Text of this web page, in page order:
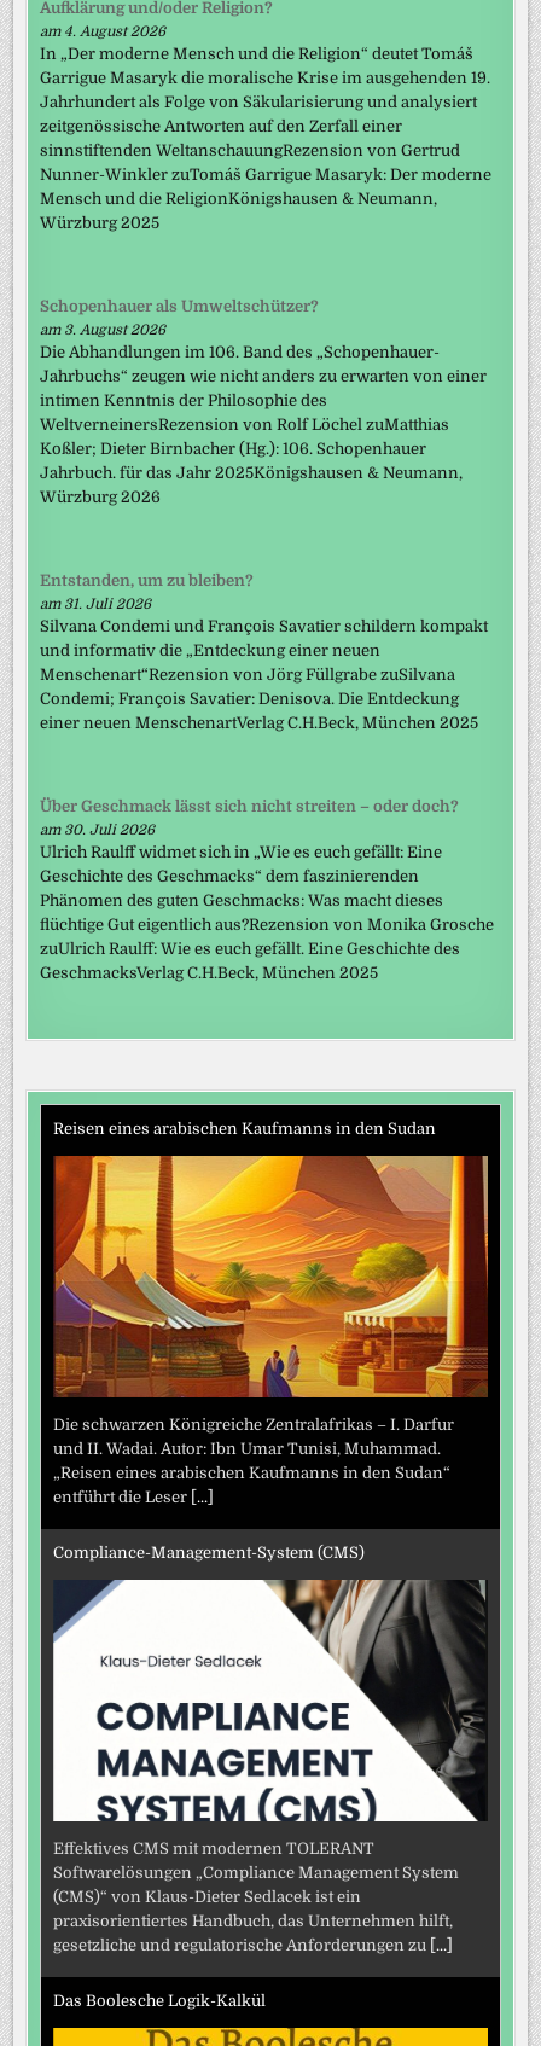
Aufklärung und/oder Religion?
am 4. August 2026
In „Der moderne Mensch und die Religion“ deutet Tomáš
Garrigue Masaryk die moralische Krise im ausgehenden 19.
Jahrhundert als Folge von Säkularisierung und analysiert
zeitgenössische Antworten auf den Zerfall einer
sinnstiftenden WeltanschauungRezension von Gertrud
Nunner-Winkler zuTomáš Garrigue Masaryk: Der moderne
Mensch und die ReligionKönigshausen & Neumann,
Würzburg 2025
Schopenhauer als Umweltschützer?
am 3. August 2026
Die Abhandlungen im 106. Band des „Schopenhauer-
Jahrbuchs“ zeugen wie nicht anders zu erwarten von einer
intimen Kenntnis der Philosophie des
WeltverneinersRezension von Rolf Löchel zuMatthias
Koßler; Dieter Birnbacher (Hg.): 106. Schopenhauer
Jahrbuch. für das Jahr 2025Königshausen & Neumann,
Würzburg 2026
Entstanden, um zu bleiben?
am 31. Juli 2026
Silvana Condemi und François Savatier schildern kompakt
und informativ die „Entdeckung einer neuen
Menschenart“Rezension von Jörg Füllgrabe zuSilvana
Condemi; François Savatier: Denisova. Die Entdeckung
einer neuen MenschenartVerlag C.H.Beck, München 2025
Über Geschmack lässt sich nicht streiten – oder doch?
am 30. Juli 2026
Ulrich Raulff widmet sich in „Wie es euch gefällt: Eine
Geschichte des Geschmacks“ dem faszinierenden
Phänomen des guten Geschmacks: Was macht dieses
flüchtige Gut eigentlich aus?Rezension von Monika Grosche
zuUlrich Raulff: Wie es euch gefällt. Eine Geschichte des
GeschmacksVerlag C.H.Beck, München 2025
Reisen eines arabischen Kaufmanns in den Sudan
Die schwarzen Königreiche Zentralafrikas – I. Darfur
und II. Wadai. Autor: Ibn Umar Tunisi, Muhammad.
„Reisen eines arabischen Kaufmanns in den Sudan“
entführt die Leser [...]
Compliance-Management-System (CMS)
Effektives CMS mit modernen TOLERANT
Softwarelösungen „Compliance Management System
(CMS)“ von Klaus-Dieter Sedlacek ist ein
praxisorientiertes Handbuch, das Unternehmen hilft,
gesetzliche und regulatorische Anforderungen zu
[...]
Das Boolesche Logik-Kalkül